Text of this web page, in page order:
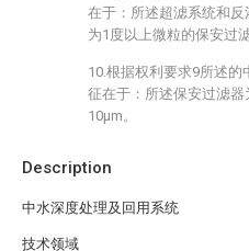
Description
中水深度处理及回用系统
技术领域
在于：所述超滤系统和
为1度以上微粒的保安过滤
10.根据权利要求9所述
征在于：所述保安过滤
10μm。